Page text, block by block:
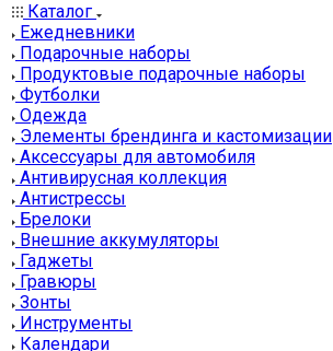
Каталог
Ежедневники
Подарочные наборы
Продуктовые подарочные наборы
Футболки
Одежда
Элементы брендинга и кастомизации
Аксессуары для автомобиля
Антивирусная коллекция
Антистрессы
Брелоки
Внешние аккумуляторы
Гаджеты
Гравюры
Зонты
Инструменты
Календари